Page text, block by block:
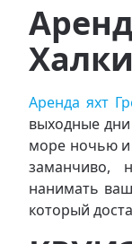
Аренда яхт
выходные
море ночью и
заманчиво,
нанимать
который